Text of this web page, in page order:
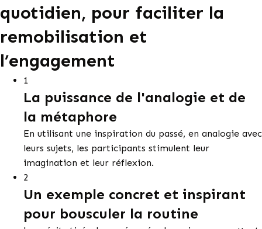
quotidien, pour faciliter la
remobilisation et
l’engagement
1
La puissance de l'analogie et de
la métaphore
En utilisant une inspiration du passé, en analogie avec
leurs sujets, les participants stimulent leur
imagination et leur réflexion.
2
Un exemple concret et inspirant
pour bousculer la routine